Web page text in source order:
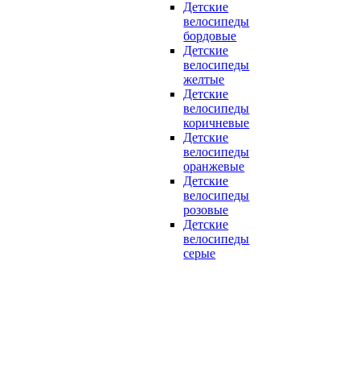
Детские
велосипеды
бордовые
Детские
велосипеды
желтые
Детские
велосипеды
коричневые
Детские
велосипеды
оранжевые
Детские
велосипеды
розовые
Детские
велосипеды
серые